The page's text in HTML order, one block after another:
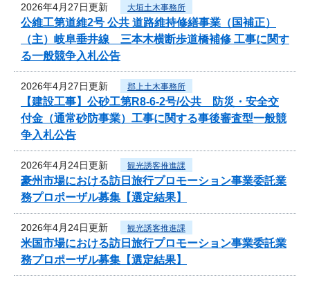
2026年4月27日更新 大垣土木事務所
公維工第道維2号 公共 道路維持修繕事業（国補正）
（主）岐阜垂井線 三本木横断歩道橋補修 工事に関す
る一般競争入札公告
2026年4月27日更新 郡上土木事務所
【建設工事】公砂工第R8-6-2号/公共 防災・安全交
付金（通常砂防事業）工事に関する事後審査型一般競
争入札公告
2026年4月24日更新 観光誘客推進課
豪州市場における訪日旅行プロモーション事業委託業
務プロポーザル募集【選定結果】
2026年4月24日更新 観光誘客推進課
米国市場における訪日旅行プロモーション事業委託業
務プロポーザル募集【選定結果】